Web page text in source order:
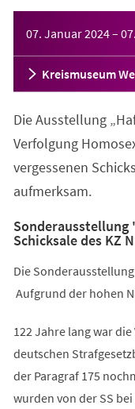
07. Januar 2024–
Kreismuseum
Die Ausstellung
Verfolgung
vergessenen
aufmerksam.
Sonderausstellung
Schicksale des KZ
Die
Aufgrund der hohen
122 Jahre lang war
deutschen
der Paragraf 175
wurden von der SS